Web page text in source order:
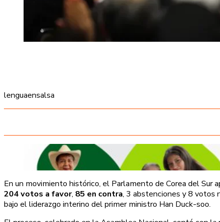
lenguaensalsa
En un movimiento histórico, el Parlamento de Corea del Sur
204 votos a favor, 85 en contra, 3 abstenciones y 8 votos
bajo el liderazgo interino del primer ministro Han Duck-soo.